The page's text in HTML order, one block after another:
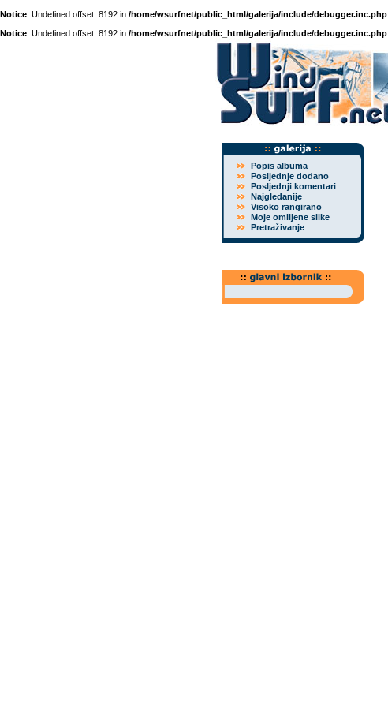
Notice: Undefined offset: 8192 in /home/wsurfnet/public_html/galerija/include/debugger.inc.php
Notice: Undefined offset: 8192 in /home/wsurfnet/public_html/galerija/include/debugger.inc.php
Popis albuma
Posljednje dodano
Posljednji komentari
Najgledanije
Visoko rangirano
Moje omiljene slike
Pretraživanje